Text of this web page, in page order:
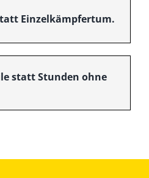
Einzelkämpfertum.
statt Stunden ohne